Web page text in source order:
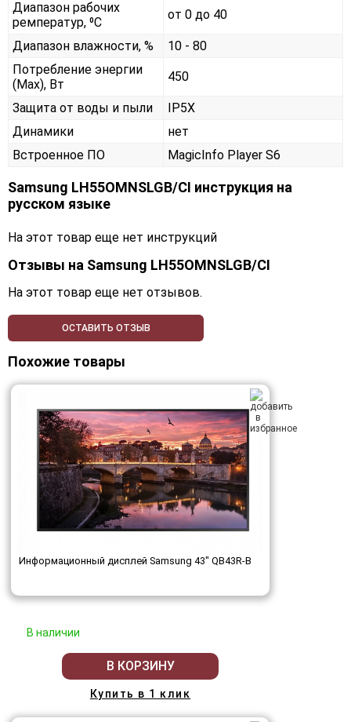
Диапазон рабочих
ремператур, ⁰С
от 0 до 40
Диапазон влажности, %
10 - 80
Потребление энергии
(Max), Вт
450
Защита от воды и пыли
IP5X
Динамики
нет
Встроенное ПО
MagicInfo Player S6
Samsung LH55OMNSLGB/CI инструкция на
русском языке
На этот товар еще нет инструкций
Отзывы на Samsung LH55OMNSLGB/CI
На этот товар еще нет отзывов.
ОСТАВИТЬ ОТЗЫВ
Похожие товары
Информационный дисплей Samsung 43" QB43R-B
В наличии
В КОРЗИНУ
Купить в 1 клик